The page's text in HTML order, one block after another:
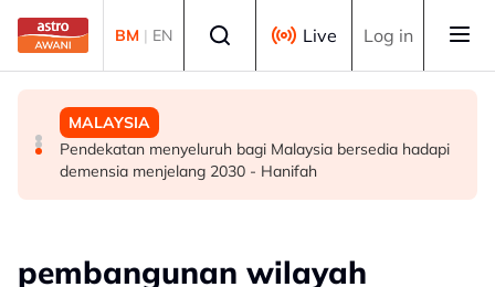
Skip to main content
BM | EN Live Log in
DUNIA
Kebakaran hutan di Gunung Bromo cecah 60 hektar,
sokongan udara digerakkan
DUNIA
Jerman naikkan anggaran kematian berkaitan haba
kepada hampir 12,000
MALAYSIA
Pendekatan menyeluruh bagi Malaysia bersedia hadapi
demensia menjelang 2030 - Hanifah
pembangunan wilayah